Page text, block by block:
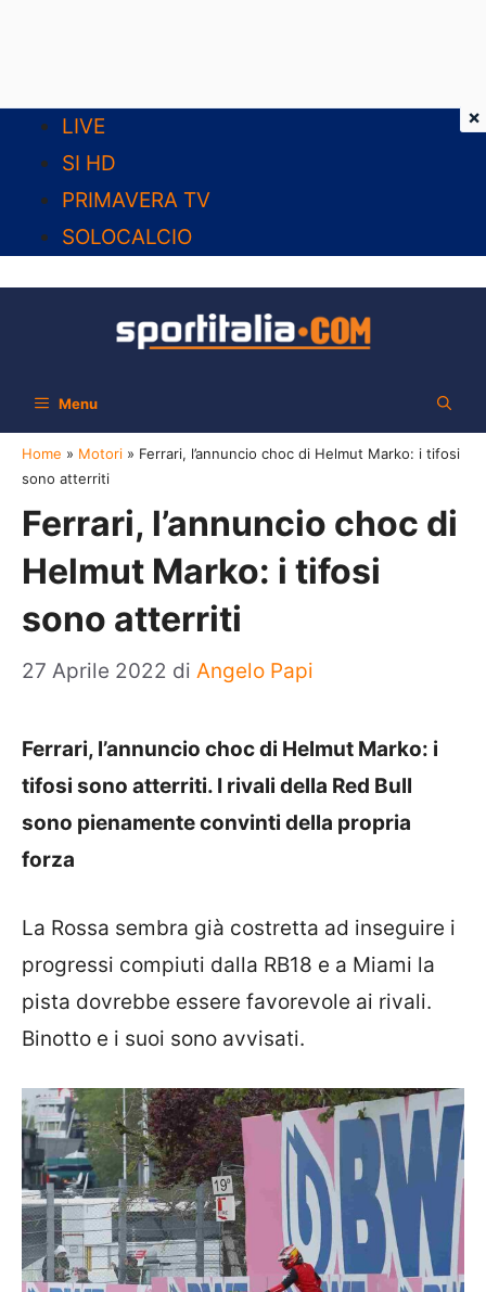
contenuto
LIVE
SI HD
PRIMAVERA TV
SOLOCALCIO
Menu
Home » Motori » Ferrari, l’annuncio choc di Helmut Marko: i tifosi
sono atterriti
Ferrari, l’annuncio choc di
Helmut Marko: i tifosi
sono atterriti
27 Aprile 2022 di Angelo Papi
Ferrari, l’annuncio choc di Helmut Marko: i
tifosi sono atterriti. I rivali della Red Bull
sono pienamente convinti della propria
forza
La Rossa sembra già costretta ad inseguire i
progressi compiuti dalla RB18 e a Miami la
pista dovrebbe essere favorevole ai rivali.
Binotto e i suoi sono avvisati.
×